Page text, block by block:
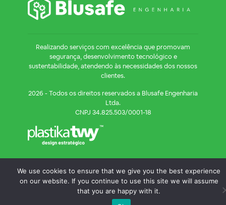
Realizando serviços com excelência que promovam
segurança, desenvolvimento tecnológico e
sustentabilidade, atendendo às necessidades dos nossos
clientes.
2026 - Todos os direitos reservados a Blusafe Engenharia
Ltda.
CNPJ 34.825.503/0001-18
We use cookies to ensure that we give you the best experience
on our website. If you continue to use this site we will assume
that you are happy with it.